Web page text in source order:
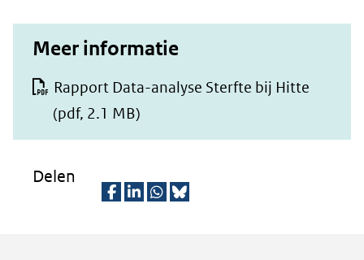
Meer informatie
Rapport Data-analyse Sterfte bij Hitte
(pdf, 2.1 MB)
Delen